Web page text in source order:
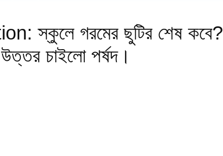
স্কুলে গরমের ছুটির শেষ কবে?
চাইলো পর্ষদ।